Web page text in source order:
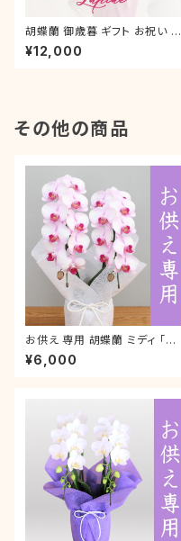
胡蝶蘭 御歳暮 ギフト お祝い 叙
勲 就任祝い ミディ「ルパン」 3本
立 ラッピング付き 誕生日 開店
¥12,000
その他の商品
お供え 専用 胡蝶蘭 ミディ 「ア
ヤ・モモ」 2本立 ラッピング付き
お悔やみ お彼岸 初盆 新盆 喪
¥6,000